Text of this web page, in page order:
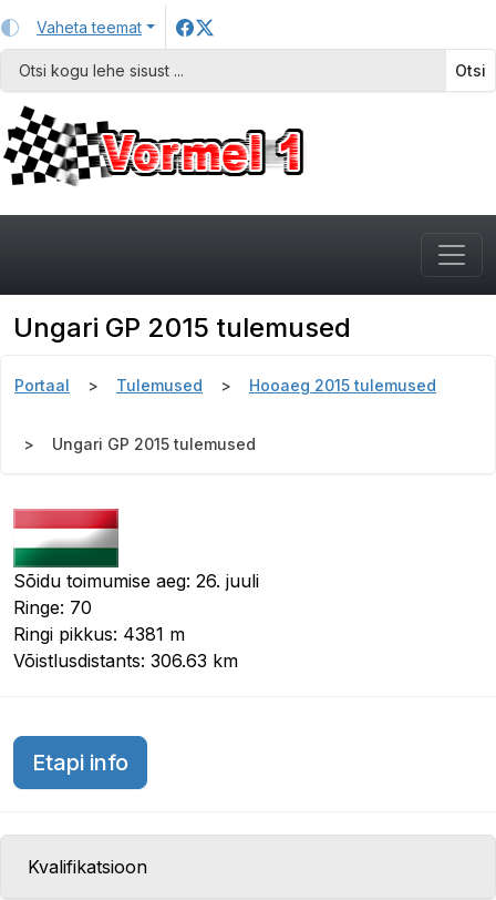
Vaheta teemat
Otsi
Ungari GP 2015 tulemused
Portaal Tulemused Hooaeg 2015 tulemused
Ungari GP 2015 tulemused
Sõidu toimumise aeg: 26. juuli
Ringe: 70
Ringi pikkus: 4381 m
Võistlusdistants: 306.63 km
Etapi infoUngari GP 2015
Kvalifikatsioon